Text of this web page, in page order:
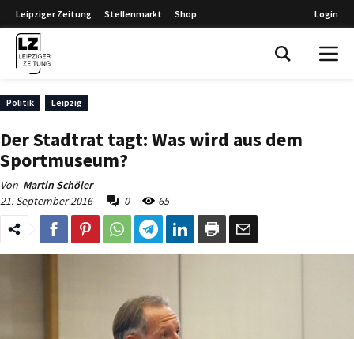
Leipziger Zeitung Stellenmarkt Shop Login
Politik Leipzig
Der Stadtrat tagt: Was wird aus dem
Sportmuseum?
Von Martin Schöler
21. September 2016
0 65